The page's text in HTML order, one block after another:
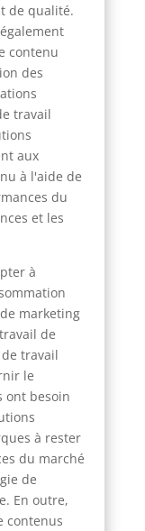
de qualité.
contenu
des
travail
aux
à l'aide de
du
et les
à
marketing
de
travail
le
ont besoin
à rester
du marché
de
En outre,
contenus